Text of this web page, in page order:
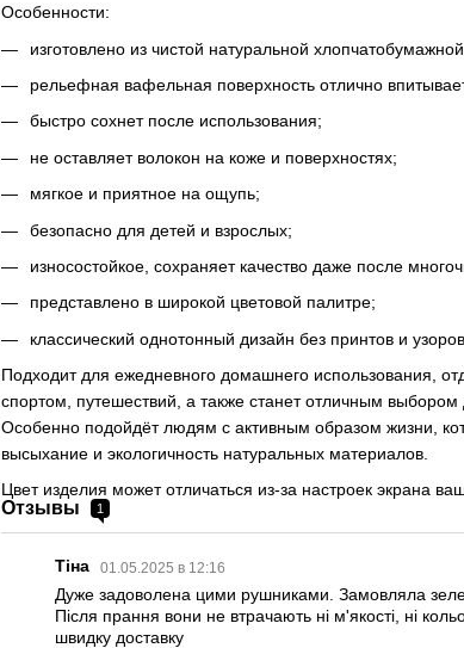
Особенности:
изготовлено из чистой натуральной
рельефная вафельная поверхность отлично
быстро сохнет после использования;
не оставляет волокон на коже и поверхностях;
мягкое и приятное на ощупь;
безопасно для детей и взрослых;
износостойкое, сохраняет качество даже после
представлено в широкой цветовой палитре;
классический однотонный дизайн без принтов и узоров.
Подходит для ежедневного домашнего использования,
спортом, путешествий, а также станет отличным выбором
Особенно подойдёт людям с активным образом жизни,
высыхание и экологичность натуральных материалов.
Цвет изделия может отличаться из-за настроек экрана
Отзывы 1
Тіна 01.05.2025 в 12:16
Дуже задоволена цими рушниками. Замовляла
Після прання вони не втрачають ні м'якості, ні
швидку доставку